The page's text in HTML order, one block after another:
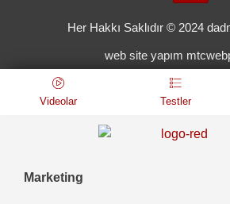
Her Hakkı Saklıdır © 2024
web site yapım
Videolar Testler
Marketing